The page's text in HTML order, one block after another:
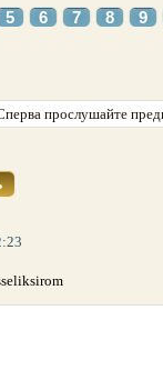
5 6 7 8 9
прослушайте